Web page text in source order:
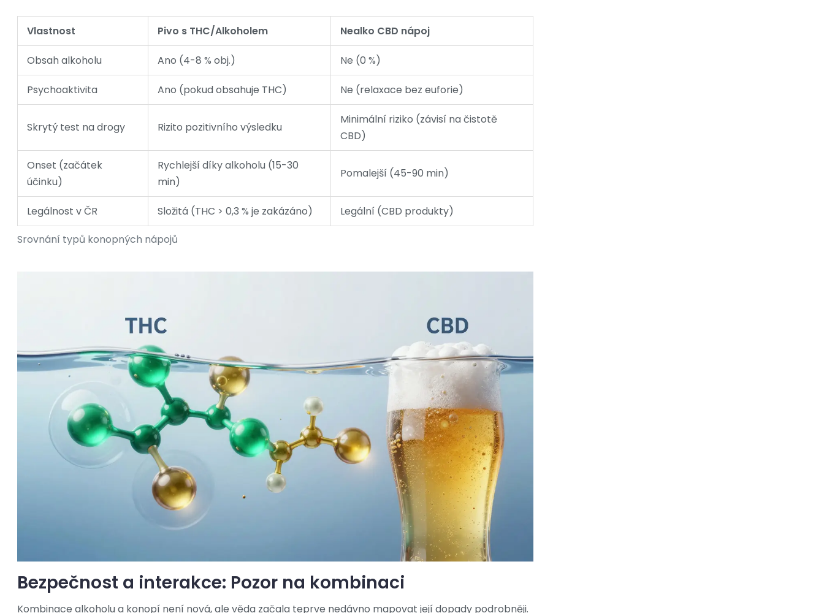
Srovnání typů konopných nápojů
Vlastnost Pivo s THC/Alkoholem Nealko CBD nápoj
Obsah alkoholu Ano (4-8 % obj.) Ne (0 %)
Psychoaktivita Ano (pokud obsahuje THC) Ne (relaxace bez euforie)
Skrytý test na drogy Rizito pozitivního výsledku
Minimální riziko (závisí na čistotě
CBD)
Onset (začátek
účinku)
Rychlejší díky alkoholu (15-30
min)
Pomalejší (45-90 min)
Legálnost v ČR Složitá (THC > 0,3 % je zakázáno) Legální (CBD produkty)
Bezpečnost a interakce: Pozor na kombinaci
Kombinace alkoholu a konopí není nová, ale věda začala teprve nedávno mapovat její dopady podrobněji.